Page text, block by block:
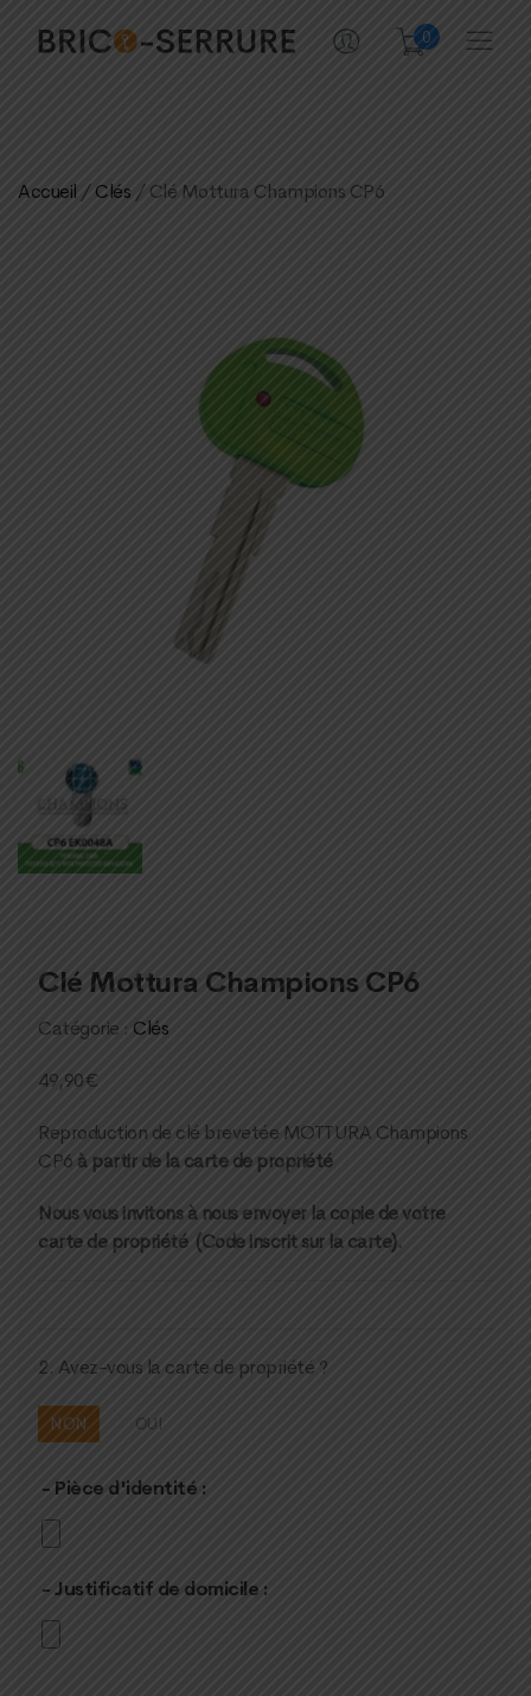
0
Accueil /Clés / Clé Mottura Champions CP6
Clé Mottura Champions CP6
Catégorie : Clés
49,90€
Reproduction de clé brevetée MOTTURA Champions
CP6 à partir de la carte de propriété
Nous vous invitons à nous envoyer la copie de votre
carte de propriété (Code inscrit sur la carte).
2. Avez-vous la carte de propriété ?
NON OUI
- Pièce d'identité :
- Justificatif de domicile :